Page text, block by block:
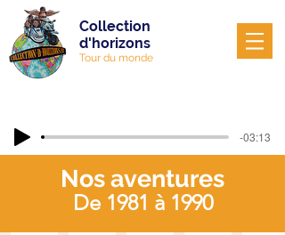
Collection
d'horizons
Tour du monde
-03:13
Nos aventures
De 1981 à 1990